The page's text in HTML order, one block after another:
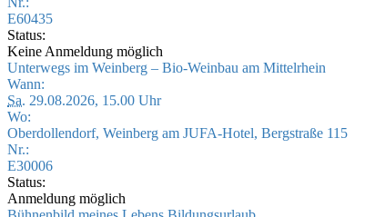
E60435
Status:
Keine Anmeldung möglich
Unterwegs im Weinberg – Bio-Weinbau am Mittelrhein
Wann:
Sa. 29.08.2026, 15.00 Uhr
Wo:
Oberdollendorf, Weinberg am JUFA-Hotel, Bergstraße 115
Nr.:
E30006
Status:
Anmeldung möglich